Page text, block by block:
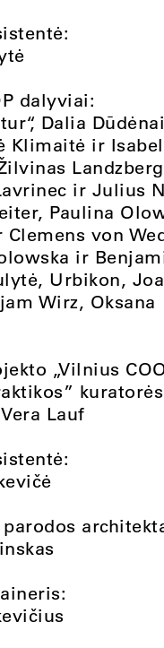
dalyviai:
Dalia
Klimaitė ir
ir Julius
Paulina
Clemens von
ir
Urbikon,
Wirz, Oksana
„Vilnius
Lauf